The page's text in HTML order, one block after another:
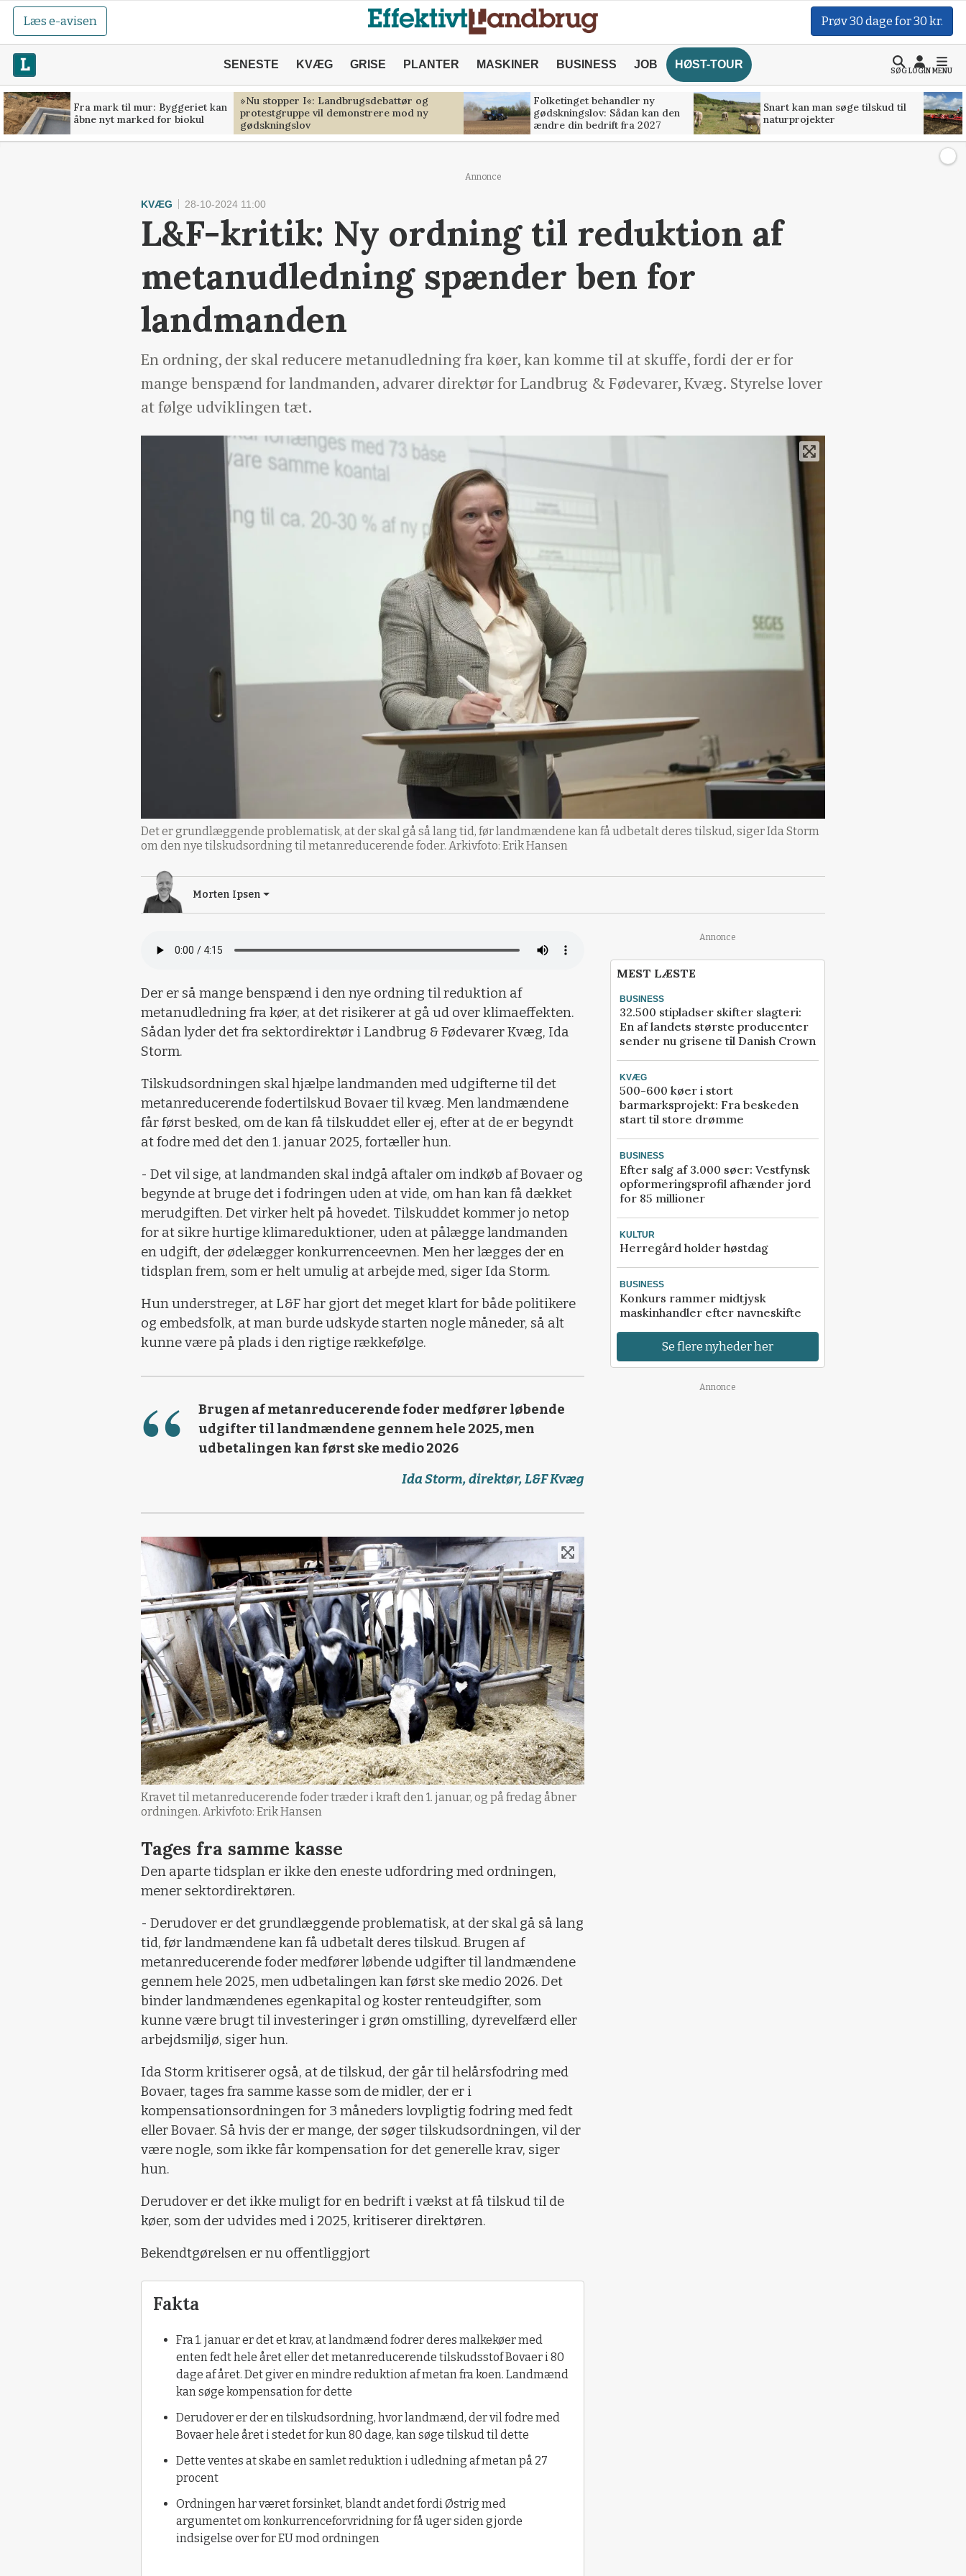
Læs e-avisen Prøv 30 dage for 30 kr.
SENESTE KVÆG GRISE PLANTER MASKINER BUSINESS JOB HØST-TOUR
SØGLOGINMENU
Fra mark til mur: Byggeriet kan
åbne nyt marked for biokul
»Nu stopper I«: Landbrugsdebattør og
protestgruppe vil demonstrere mod ny
gødskningslov
Folketinget behandler ny
gødskningslov: Sådan kan den
ændre din bedrift fra 2027
Snart kan man søge tilskud til
naturprojekter
Annonce
KVÆG 28-10-2024 11:00
L&F-kritik: Ny ordning til reduktion af
metanudledning spænder ben for
landmanden
En ordning, der skal reducere metanudledning fra køer, kan komme til at skuffe, fordi der er for
mange benspænd for landmanden, advarer direktør for Landbrug & Fødevarer, Kvæg. Styrelse lover
at følge udviklingen tæt.
Det er grundlæggende problematisk, at der skal gå så lang tid, før landmændene kan få udbetalt deres tilskud, siger Ida Storm
om den nye tilskudsordning til metanreducerende foder. Arkivfoto: Erik Hansen
Morten Ipsen
Der er så mange benspænd i den nye ordning til reduktion af
metanudledning fra køer, at det risikerer at gå ud over klimaeffekten.
Sådan lyder det fra sektordirektør i Landbrug & Fødevarer Kvæg, Ida
Storm.
Tilskudsordningen skal hjælpe landmanden med udgifterne til det
metanreducerende fodertilskud Bovaer til kvæg. Men landmændene
får først besked, om de kan få tilskuddet eller ej, efter at de er begyndt
at fodre med det den 1. januar 2025, fortæller hun.
- Det vil sige, at landmanden skal indgå aftaler om indkøb af Bovaer og
begynde at bruge det i fodringen uden at vide, om han kan få dækket
merudgiften. Det virker helt på hovedet. Tilskuddet kommer jo netop
for at sikre hurtige klimareduktioner, uden at pålægge landmanden
en udgift, der ødelægger konkurrenceevnen. Men her lægges der en
tidsplan frem, som er helt umulig at arbejde med, siger Ida Storm.
Hun understreger, at L&F har gjort det meget klart for både politikere
og embedsfolk, at man burde udskyde starten nogle måneder, så alt
kunne være på plads i den rigtige rækkefølge.
Brugen af metanreducerende foder medfører løbende
udgifter til landmændene gennem hele 2025, men
udbetalingen kan først ske medio 2026
Ida Storm, direktør, L&F Kvæg
Kravet til metanreducerende foder træder i kraft den 1. januar, og på fredag åbner
ordningen. Arkivfoto: Erik Hansen
Tages fra samme kasse
Den aparte tidsplan er ikke den eneste udfordring med ordningen,
mener sektordirektøren.
- Derudover er det grundlæggende problematisk, at der skal gå så lang
tid, før landmændene kan få udbetalt deres tilskud. Brugen af
metanreducerende foder medfører løbende udgifter til landmændene
gennem hele 2025, men udbetalingen kan først ske medio 2026. Det
binder landmændenes egenkapital og koster renteudgifter, som
kunne være brugt til investeringer i grøn omstilling, dyrevelfærd eller
arbejdsmiljø, siger hun.
Ida Storm kritiserer også, at de tilskud, der går til helårsfodring med
Bovaer, tages fra samme kasse som de midler, der er i
kompensationsordningen for 3 måneders lovpligtig fodring med fedt
eller Bovaer. Så hvis der er mange, der søger tilskudsordningen, vil der
være nogle, som ikke får kompensation for det generelle krav, siger
hun.
Derudover er det ikke muligt for en bedrift i vækst at få tilskud til de
køer, som der udvides med i 2025, kritiserer direktøren.
Bekendtgørelsen er nu offentliggjort
Fakta
Fra 1. januar er det et krav, at landmænd fodrer deres malkekøer med
enten fedt hele året eller det metanreducerende tilskudsstof Bovaer i 80
dage af året. Det giver en mindre reduktion af metan fra koen. Landmænd
kan søge kompensation for dette
Derudover er der en tilskudsordning, hvor landmænd, der vil fodre med
Bovaer hele året i stedet for kun 80 dage, kan søge tilskud til dette
Dette ventes at skabe en samlet reduktion i udledning af metan på 27
procent
Ordningen har været forsinket, blandt andet fordi Østrig med
argumentet om konkurrenceforvridning for få uger siden gjorde
indsigelse over for EU mod ordningen
Annonce
MEST LÆSTE
BUSINESS
32.500 stipladser skifter slagteri:
En af landets største producenter
sender nu grisene til Danish Crown
KVÆG
500-600 køer i stort
barmarksprojekt: Fra beskeden
start til store drømme
BUSINESS
Efter salg af 3.000 søer: Vestfynsk
opformeringsprofil afhænder jord
for 85 millioner
KULTUR
Herregård holder høstdag
BUSINESS
Konkurs rammer midtjysk
maskinhandler efter navneskifte
Se flere nyheder her
Annonce